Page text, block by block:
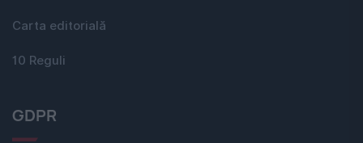
Carta editorială
10 Reguli
GDPR